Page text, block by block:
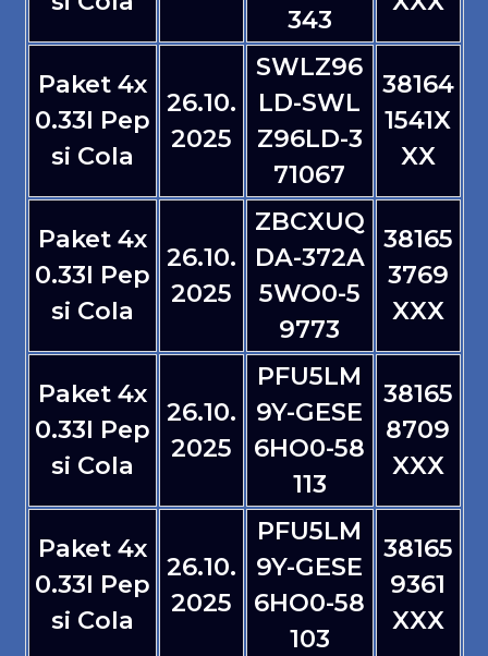
343
Paket 4x
0.33l Pep
si Cola
26.10.
2025
SWLZ96
LD-SWL
Z96LD-3
71067
38164
1541X
XX
Paket 4x
0.33l Pep
si Cola
26.10.
2025
ZBCXUQ
DA-372A
5WO0-5
9773
38165
3769
XXX
Paket 4x
0.33l Pep
si Cola
26.10.
2025
PFU5LM
9Y-GESE
6HO0-58
113
38165
8709
XXX
Paket 4x
0.33l Pep
si Cola
26.10.
2025
PFU5LM
9Y-GESE
6HO0-58
103
38165
9361
XXX